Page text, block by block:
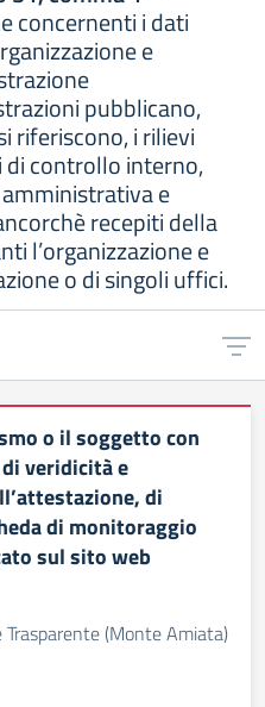
concernenti i dati
e
pubblicano,
riferiscono, i rilievi
di controllo interno,
e
recepiti della
l’organizzazione e
o di singoli uffici.
o il soggetto con
veridicità e
di
di monitoraggio
sul sito web
(Monte Amiata)